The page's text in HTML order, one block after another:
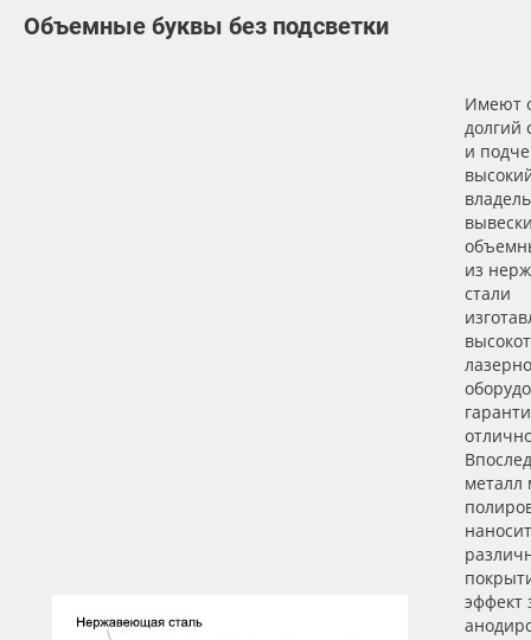
Объемные буквы без подсветки
Имеют
долгий
и
из
стали
металл
эффект